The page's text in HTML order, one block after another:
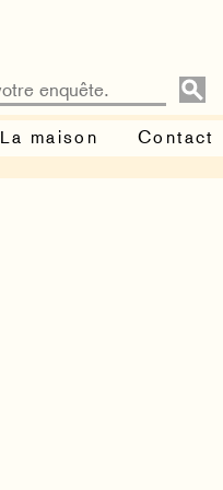
La maison Contact